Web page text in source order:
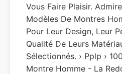
Vous Faire Plaisir.
Modèles De Montres
Pour Leur Design, Leur
Qualité De Leurs
Sélectionnés. › Pplp ›
Montre Homme - La